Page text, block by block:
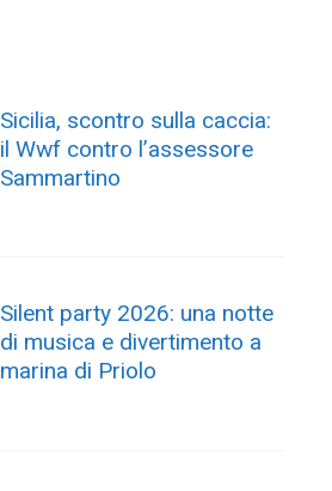
Sicilia, scontro sulla caccia:
il Wwf contro l’assessore
Sammartino
Silent party 2026: una notte
di musica e divertimento a
marina di Priolo